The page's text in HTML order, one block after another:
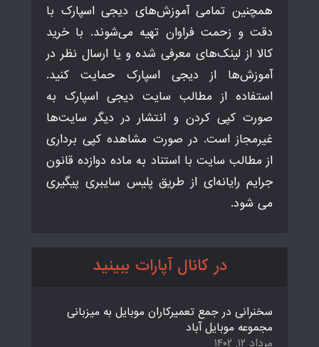
همچنین تمامی آموزش‌های دیجی اسپارک با
دقت و زحمت فراوان تهیه می‌شوند. با خرید
کالا از لینک‌های معرفی شده و یا ارسال نظر در
آموزش‌ها از دیجی اسپارک حمایت کنید.
استفاده از مطالب سایت دیجی اسپارک به
صورت کپی کردن و انتشار در دیگر سایت‌ها
غیرمجاز است. در صورت مشاهده کپی برداری
از مطالب سایت با استناد به ماده دوازده قانون
جرایم رایانه‌ای از طریق پلیس سایبری پیگیری
می شود.
در کانال آپارات ببینید
سخنرانی در جمع تعمیرکاران موبایل به میزبانی
مجموعه موبایل آباد